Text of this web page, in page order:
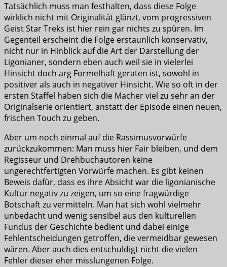
Tatsächlich muss man festhalten, dass diese Folge
wirklich nicht mit Originalität glänzt, vom progressiven
Geist Star Treks ist hier rein gar nichts zu spüren. Im
Gegenteil erscheint die Folge erstaunlich konservativ,
nicht nur in Hinblick auf die Art der Darstellung der
Ligonianer, sondern eben auch weil sie in vielerlei
Hinsicht doch arg Formelhaft geraten ist, sowohl in
positiver als auch in negativer Hinsicht. Wie so oft in der
ersten Staffel haben sich die Macher viel zu sehr an der
Originalserie orientiert, anstatt der Episode einen neuen,
frischen Touch zu geben.
Aber um noch einmal auf die Rassimusvorwürfe
zurückzukommen: Man muss hier Fair bleiben, und dem
Regisseur und Drehbuchautoren keine
ungerechtfertigten Vorwürfe machen. Es gibt keinen
Beweis dafür, dass es ihre Absicht war die ligonianische
Kultur negativ zu zeigen, um so eine fragwürdige
Botschaft zu vermitteln. Man hat sich wohl vielmehr
unbedacht und wenig sensibel aus den kulturellen
Fundus der Geschichte bedient und dabei einige
Fehlentscheidungen getroffen, die vermeidbar gewesen
wären. Aber auch dies entschuldigt nicht die vielen
Fehler dieser eher misslungenen Folge.